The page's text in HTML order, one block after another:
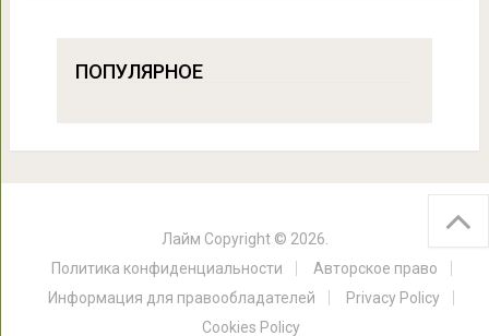
ПОПУЛЯРНОЕ
Лайм Copyright © 2026.
Политика конфиденциальности
Авторское право
Информация для правообладателей
Privacy Policy
Cookies Policy